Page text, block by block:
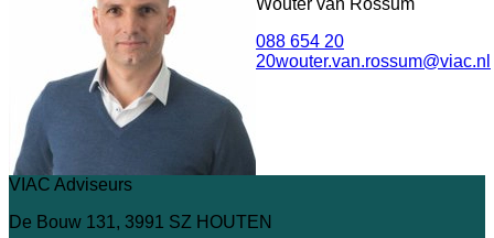
088 654 20
20wouter.van.rossum@viac.nl
VIAC Adviseurs
De Bouw 131, 3991 SZ HOUTEN